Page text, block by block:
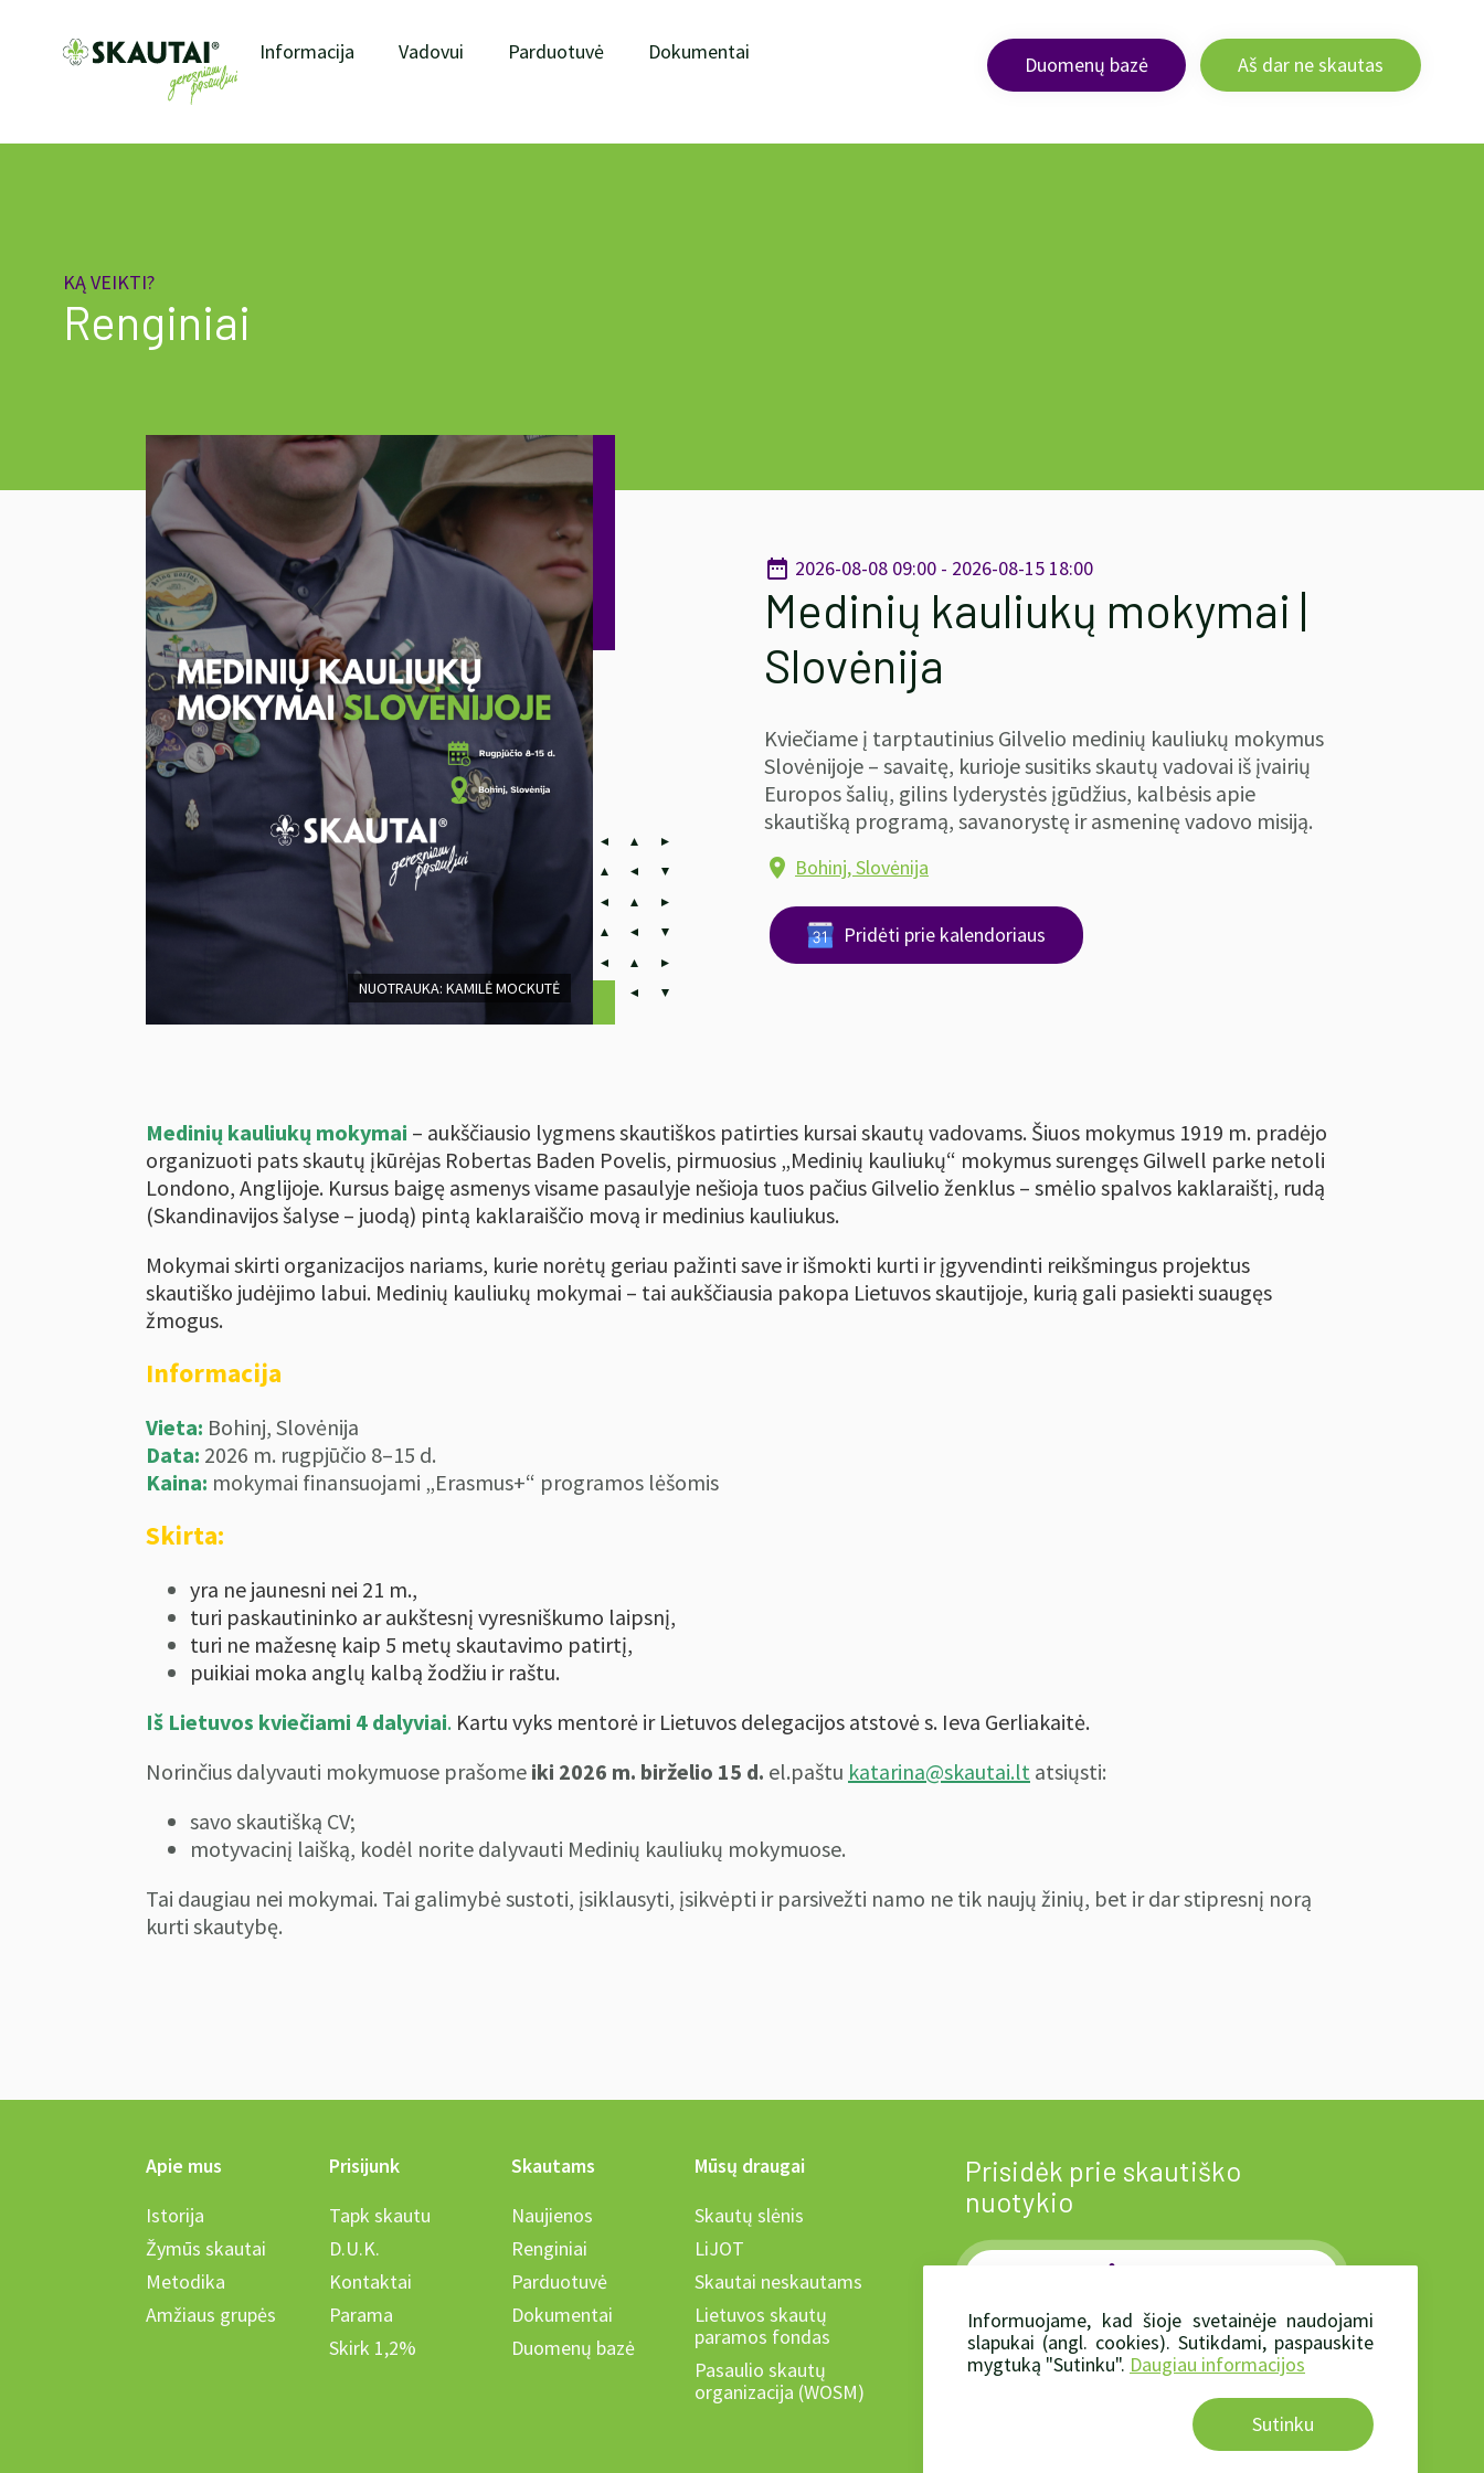
Informacija Vadovui Parduotuvė Dokumentai
Duomenų bazė Aš dar ne skautas
KĄ VEIKTI?
Renginiai
NUOTRAUKA: KAMILĖ MOCKUTĖ
date_range 2026-08-08 09:00 - 2026-08-15 18:00
Medinių kauliukų mokymai |
Slovėnija
Kviečiame į tarptautinius Gilvelio medinių kauliukų mokymus
Slovėnijoje – savaitę, kurioje susitiks skautų vadovai iš įvairių
Europos šalių, gilins lyderystės įgūdžius, kalbėsis apie
skautišką programą, savanorystę ir asmeninę vadovo misiją.
location_on Bohinj, Slovėnija
Pridėti prie kalendoriaus
Medinių kauliukų mokymai – aukščiausio lygmens skautiškos patirties kursai skautų vadovams. Šiuos mokymus 1919 m. pradėjo
organizuoti pats skautų įkūrėjas Robertas Baden Povelis, pirmuosius „Medinių kauliukų“ mokymus surengęs Gilwell parke netoli
Londono, Anglijoje. Kursus baigę asmenys visame pasaulyje nešioja tuos pačius Gilvelio ženklus – smėlio spalvos kaklaraištį, rudą
(Skandinavijos šalyse – juodą) pintą kaklaraiščio movą ir medinius kauliukus.
Mokymai skirti organizacijos nariams, kurie norėtų geriau pažinti save ir išmokti kurti ir įgyvendinti reikšmingus projektus
skautiško judėjimo labui. Medinių kauliukų mokymai – tai aukščiausia pakopa Lietuvos skautijoje, kurią gali pasiekti suaugęs
žmogus.
Informacija
Vieta: Bohinj, Slovėnija
Data: 2026 m. rugpjūčio 8–15 d.
Kaina: mokymai finansuojami „Erasmus+“ programos lėšomis
Skirta:
yra ne jaunesni nei 21 m.,
turi paskautininko ar aukštesnį vyresniškumo laipsnį,
turi ne mažesnę kaip 5 metų skautavimo patirtį,
puikiai moka anglų kalbą žodžiu ir raštu.
Iš Lietuvos kviečiami 4 dalyviai. Kartu vyks mentorė ir Lietuvos delegacijos atstovė s. Ieva Gerliakaitė.
Norinčius dalyvauti mokymuose prašome iki 2026 m. birželio 15 d. el.paštu katarina@skautai.lt atsiųsti:
savo skautišką CV;
motyvacinį laišką, kodėl norite dalyvauti Medinių kauliukų mokymuose.
Tai daugiau nei mokymai. Tai galimybė sustoti, įsiklausyti, įsikvėpti ir parsivežti namo ne tik naujų žinių, bet ir dar stipresnį norą
kurti skautybę.
Informuojame, kad šioje svetainėje naudojami
slapukai (angl. cookies). Sutikdami, paspauskite
mygtuką "Sutinku". Daugiau informacijos
Sutinku
Apie mus
Istorija
Žymūs skautai
Metodika
Amžiaus grupės
Prisijunk
Tapk skautu
D.U.K.
Kontaktai
Parama
Skirk 1,2%
Skautams
Naujienos
Renginiai
Parduotuvė
Dokumentai
Duomenų bazė
Mūsų draugai
Skautų slėnis
LiJOT
Skautai neskautams
Lietuvos skautų
paramos fondas
Pasaulio skautų
organizacija (WOSM)
Prisidėk prie skautiško
nuotykio
Kartu mes - jėga!